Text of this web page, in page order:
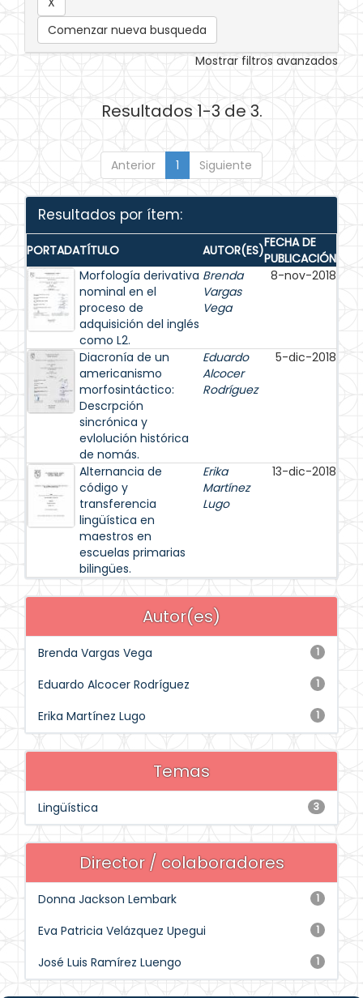
Comenzar nueva busqueda
Mostrar filtros avanzados
Resultados 1-3 de 3.
Anterior 1 Siguiente
Resultados por ítem:
PORTADATÍTULO AUTOR(ES)FECHA DE
PUBLICACIÓN
Morfología derivativa
nominal en el
proceso de
adquisición del inglés
como L2.
Brenda
Vargas
Vega
8-nov-2018
Diacronía de un
americanismo
morfosintáctico:
Descrpción
sincrónica y
evlolución histórica
de nomás.
Eduardo
Alcocer
Rodríguez
5-dic-2018
Alternancia de
código y
transferencia
lingüística en
maestros en
escuelas primarias
bilingües.
Erika
Martínez
Lugo
13-dic-2018
Autor(es)
1
Brenda Vargas Vega
1
Eduardo Alcocer Rodríguez
1
Erika Martínez Lugo
Temas
3
Lingüística
Director / colaboradores
1
Donna Jackson Lembark
1
Eva Patricia Velázquez Upegui
1
José Luis Ramírez Luengo